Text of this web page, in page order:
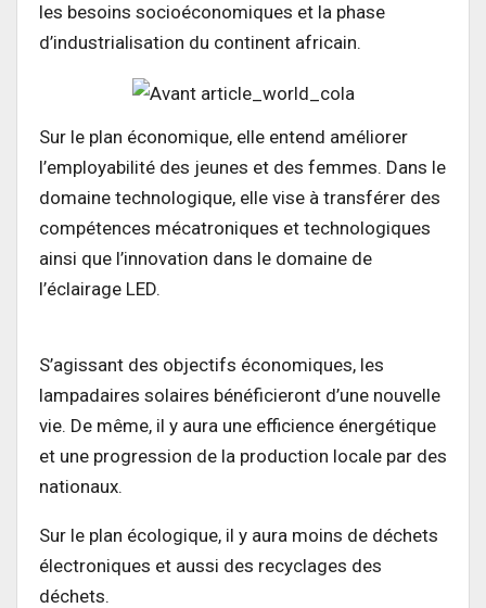
les besoins socioéconomiques et la phase
d’industrialisation du continent africain.
Sur le plan économique, elle entend améliorer
l’employabilité des jeunes et des femmes. Dans le
domaine technologique, elle vise à transférer des
compétences mécatroniques et technologiques
ainsi que l’innovation dans le domaine de
l’éclairage LED.
S’agissant des objectifs économiques, les
lampadaires solaires bénéficieront d’une nouvelle
vie. De même, il y aura une efficience énergétique
et une progression de la production locale par des
nationaux.
Sur le plan écologique, il y aura moins de déchets
électroniques et aussi des recyclages des
déchets.